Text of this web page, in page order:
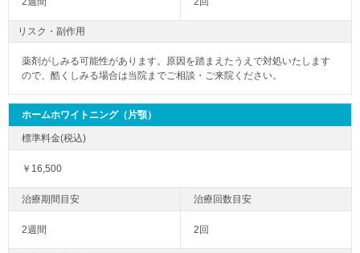
リスク・副作用
薬剤がしみる可能性があります。原因を踏まえたうえで対処いたします
ので、酷くしみる場合は当院までご相談・ご来院ください。
ホームホワイトニング（片顎）
￥16,500
2週間 2回